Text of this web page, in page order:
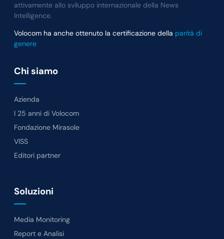
attivamente allo sviluppo internazionale della News
Intelligence.
Volocom ha anche ottenuto la certificazione della parità di
genere
Chi siamo
Azienda
I 25 anni di Volocom
Fondazione Mirasole
VISS
Editori partner
Soluzioni
Media Monitoring
Report e Analisi